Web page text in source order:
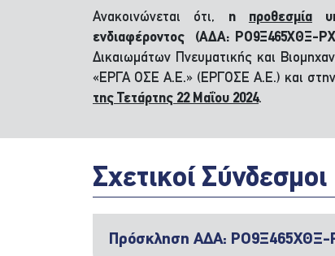
Ανακοινώνεται ότι, η προθεσμία
ενδιαφέροντος (ΑΔΑ: ΡΟ9Ξ465ΧΘΞ-
Δικαιωμάτων Πνευματικής και
«ΕΡΓΑ ΟΣΕ Α.Ε.» (ΕΡΓΟΣΕ Α.Ε.) και
της Τετάρτης 22 Μαΐου 2024.
Σχετικοί Σύνδεσμοι
Πρόσκληση ΑΔΑ: ΡΟ9Ξ465ΧΘΞ-